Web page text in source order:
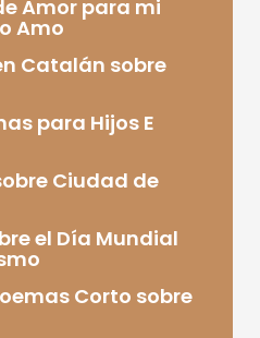
Amor para mi
Amo
Catalán sobre
para Hijos E
Ciudad de
el Día Mundial
Corto sobre